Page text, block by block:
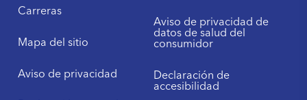
Carreras
Mapa del sitio
Aviso de privacidad
Aviso de privacidad de
datos de salud del
consumidor
Declaración de
accesibilidad